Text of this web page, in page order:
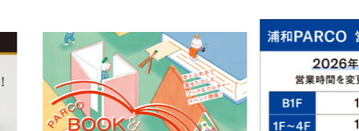
ニュース
レストラン・カフェ
TAX FREE
한국어
ภาษาไทย
日本語